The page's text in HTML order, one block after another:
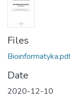
Files
Date
2020-12-10